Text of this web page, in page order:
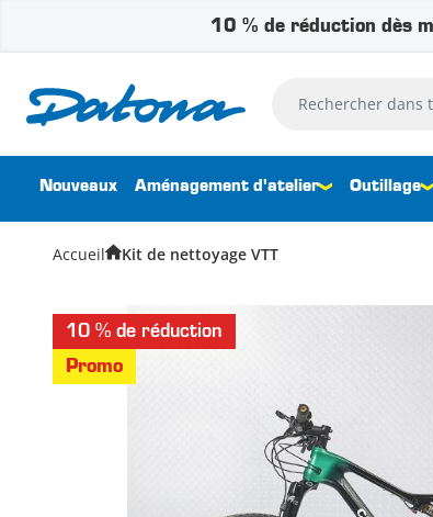
10 % de réduction dès
Rechercher dans
Nouveaux Aménagement d'atelier Outillage
Accueil Kit de nettoyage VTT
10 % de réduction
Promo